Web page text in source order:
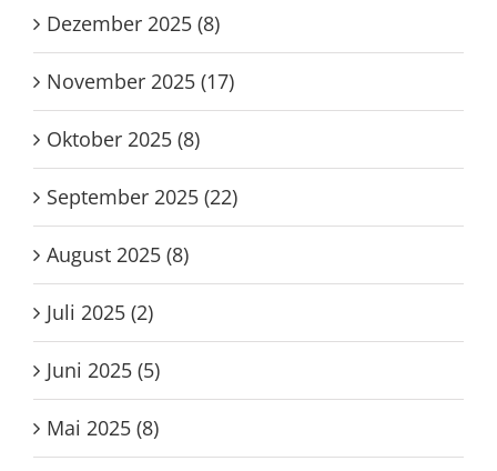
Dezember 2025 (8)
November 2025 (17)
Oktober 2025 (8)
September 2025 (22)
August 2025 (8)
Juli 2025 (2)
Juni 2025 (5)
Mai 2025 (8)